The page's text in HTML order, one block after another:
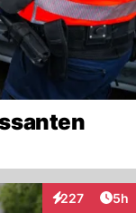
227
Interaktionen
5h